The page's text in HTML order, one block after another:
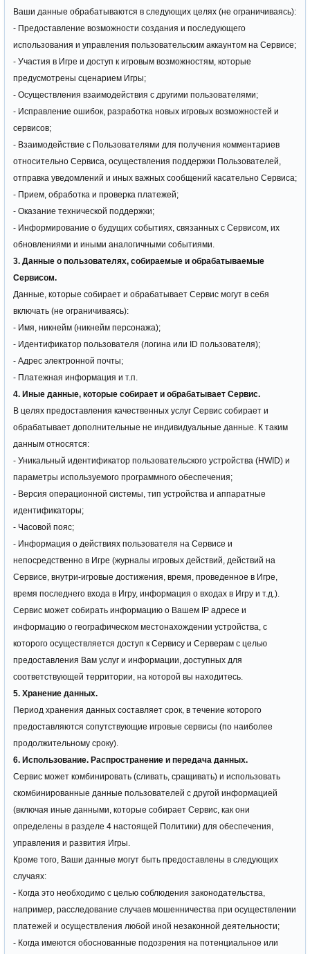
Ваши данные обрабатываются в следующих целях (не ограничиваясь):
- Предоставление возможности создания и последующего
использования и управления пользовательским аккаунтом на Сервисе;
- Участия в Игре и доступ к игровым возможностям, которые
предусмотрены сценарием Игры;
- Осуществления взаимодействия с другими пользователями;
- Исправление ошибок, разработка новых игровых возможностей и
сервисов;
- Взаимодействие с Пользователями для получения комментариев
относительно Сервиса, осуществления поддержки Пользователей,
отправка уведомлений и иных важных сообщений касательно Сервиса;
- Прием, обработка и проверка платежей;
- Оказание технической поддержки;
- Информирование о будущих событиях, связанных с Сервисом, их
обновлениями и иными аналогичными событиями.
3. Данные о пользователях, собираемые и обрабатываемые
Сервисом.
Данные, которые собирает и обрабатывает Сервис могут в себя
включать (не ограничиваясь):
- Имя, никнейм (никнейм персонажа);
- Идентификатор пользователя (логина или ID пользователя);
- Адрес электронной почты;
- Платежная информация и т.п.
4. Иные данные, которые собирает и обрабатывает Сервис.
В целях предоставления качественных услуг Сервис собирает и
обрабатывает дополнительные не индивидуальные данные. К таким
данным относятся:
- Уникальный идентификатор пользовательского устройства (HWID) и
параметры используемого программного обеспечения;
- Версия операционной системы, тип устройства и аппаратные
идентификаторы;
- Часовой пояс;
- Информация о действиях пользователя на Сервисе и
непосредственно в Игре (журналы игровых действий, действий на
Сервисе, внутри-игровые достижения, время, проведенное в Игре,
время последнего входа в Игру, информация о входах в Игру и т.д.).
Сервис может собирать информацию о Вашем IP адресе и
информацию о географическом местонахождении устройства, с
которого осуществляется доступ к Сервису и Серверам с целью
предоставления Вам услуг и информации, доступных для
соответствующей территории, на которой вы находитесь.
5. Хранение данных.
Период хранения данных составляет срок, в течение которого
предоставляются сопутствующие игровые сервисы (по наиболее
продолжительному сроку).
6. Использование. Распространение и передача данных.
Сервис может комбинировать (сливать, сращивать) и использовать
скомбинированные данные пользователей с другой информацией
(включая иные данными, которые собирает Сервис, как они
определены в разделе 4 настоящей Политики) для обеспечения,
управления и развития Игры.
Кроме того, Ваши данные могут быть предоставлены в следующих
случаях:
- Когда это необходимо с целью соблюдения законодательства,
например, расследование случаев мошенничества при осуществлении
платежей и осуществления любой иной незаконной деятельности;
- Когда имеются обоснованные подозрения на потенциальное или